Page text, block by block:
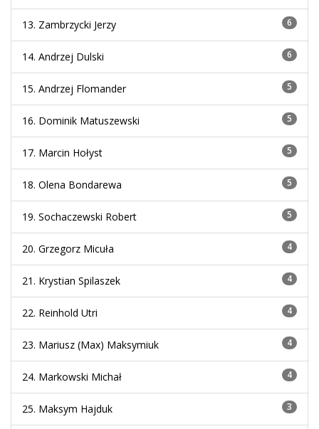
13. Zambrzycki Jerzy 6
14. Andrzej Dulski 6
15. Andrzej Flomander 5
16. Dominik Matuszewski 5
17. Marcin Hołyst 5
18. Olena Bondarewa 5
19. Sochaczewski Robert 5
20. Grzegorz Micuła 4
21. Krystian Spilaszek 4
22. Reinhold Utri 4
23. Mariusz (Max) Maksymiuk 4
24. Markowski Michał 4
25. Maksym Hajduk 3